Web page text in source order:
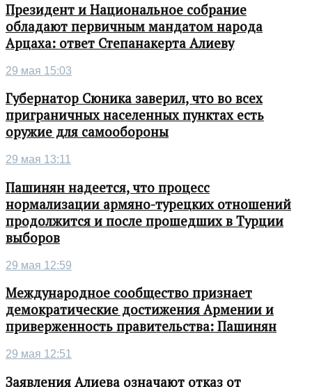
Президент и Национальное собрание
обладают первичным мандатом народа
Арцаха: ответ Степанакерта Алиеву
29 мая 15:03
Губернатор Сюника заверил, что во всех
приграничных населенных пунктах есть
оружие для самообороны
29 мая 13:11
Пашинян надеется, что процесс
нормализации армяно-турецких отношений
продолжится и после прошедших в Турции
выборов
29 мая 12:59
Международное сообщество признает
демократические достижения Армении и
приверженность правительства: Пашинян
29 мая 12:51
Заявления Алиева означают отказ от